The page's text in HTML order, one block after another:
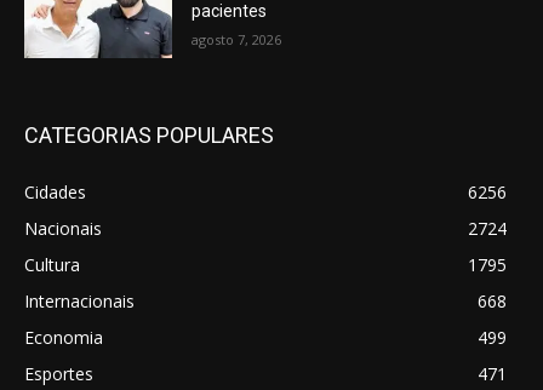
pacientes
agosto 7, 2026
CATEGORIAS POPULARES
Cidades
6256
Nacionais
2724
Cultura
1795
Internacionais
668
Economia
499
Esportes
471